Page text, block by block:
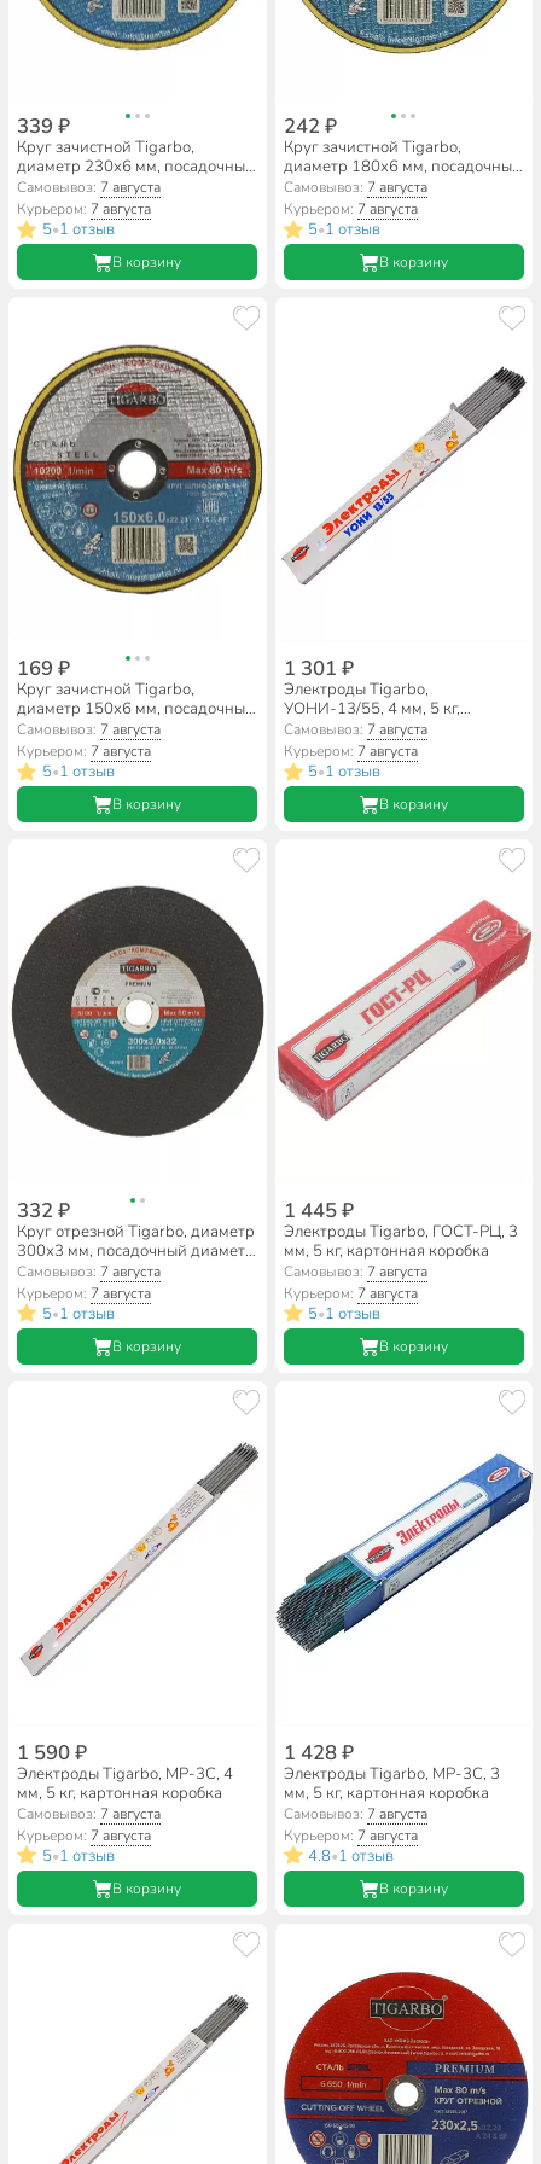
339 ₽
Круг зачистной Tigarbo,
диаметр 230х6 мм, посадочный
диаметр 22 мм, зернистость
F24, 14А
Самовывоз: 7 августа
Курьером: 7 августа
5•1 отзыв
В корзину
242 ₽
Круг зачистной Tigarbo,
диаметр 180х6 мм, посадочный
диаметр 22 мм, зернистость
F24, 14А
Самовывоз: 7 августа
Курьером: 7 августа
5•1 отзыв
В корзину
169 ₽
Круг зачистной Tigarbo,
диаметр 150х6 мм, посадочный
диаметр 22 мм, зернистость
F24, 14А
Самовывоз: 7 августа
Курьером: 7 августа
5•1 отзыв
В корзину
1 301 ₽
Электроды Tigarbo,
УОНИ-13/55, 4 мм, 5 кг,
картонная коробка
Самовывоз: 7 августа
Курьером: 7 августа
5•1 отзыв
В корзину
332 ₽
Круг отрезной Tigarbo, диаметр
300х3 мм, посадочный диаметр
32 мм, зернистость F24, 14А
Самовывоз: 7 августа
Курьером: 7 августа
5•1 отзыв
В корзину
1 445 ₽
Электроды Tigarbo, ГОСТ-РЦ, 3
мм, 5 кг, картонная коробка
Самовывоз: 7 августа
Курьером: 7 августа
5•1 отзыв
В корзину
1 590 ₽
Электроды Tigarbo, MP-3C, 4
мм, 5 кг, картонная коробка
Самовывоз: 7 августа
Курьером: 7 августа
5•1 отзыв
В корзину
1 428 ₽
Электроды Tigarbo, MP-3C, 3
мм, 5 кг, картонная коробка
Самовывоз: 7 августа
Курьером: 7 августа
4.8•1 отзыв
В корзину